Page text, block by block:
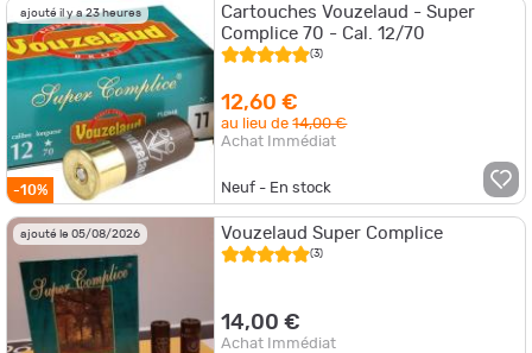
ajouté il y a 23 heures
-10%
Cartouches Vouzelaud - Super
Complice 70 - Cal. 12/70
(3)
12,60 €
au lieu de14,00 €
Achat Immédiat
Neuf - En stock
ajouté le 05/08/2026 Vouzelaud Super Complice
(3)
14,00 €
Achat Immédiat